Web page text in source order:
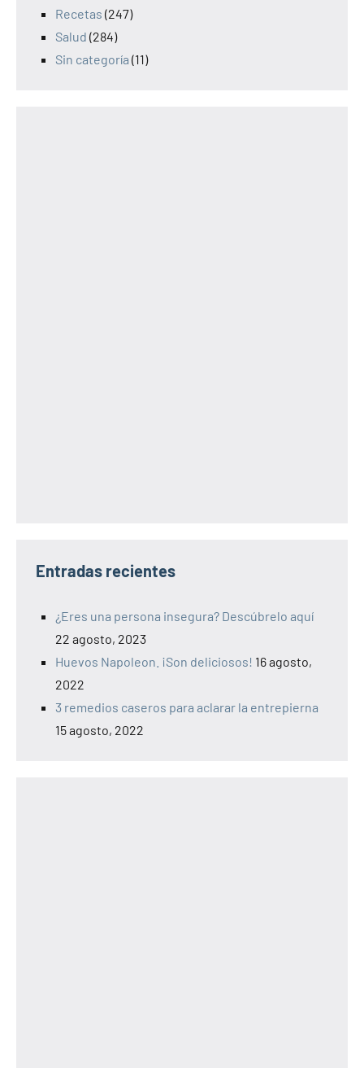
Recetas (247)
Salud (284)
Sin categoría (11)
Entradas recientes
¿Eres una persona insegura? Descúbrelo aquí
22 agosto, 2023
Huevos Napoleon. ¡Son deliciosos! 16 agosto,
2022
3 remedios caseros para aclarar la entrepierna
15 agosto, 2022